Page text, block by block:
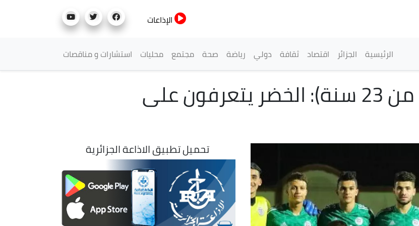
الإذاعات
القائمة الرئيسية
الرئيسية الجزائر اقتصاد ثقافة دولي رياضة صحة مجتمع محليات استشارات و مناقصات
تصفيات أمم إفريقيا (أقل من 23 سنة): الخضر يتعرفون على
تحميل تطبيق الاذاعة الجزائرية